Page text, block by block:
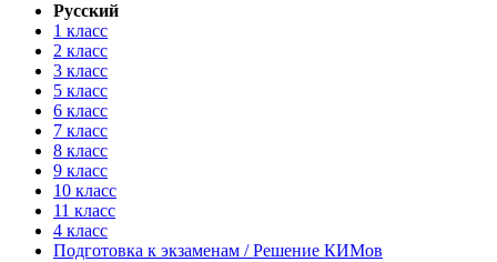
Русский
1 класс
2 класс
3 класс
5 класс
6 класс
7 класс
8 класс
9 класс
10 класс
11 класс
4 класс
Подготовка к экзаменам / Решение КИМов